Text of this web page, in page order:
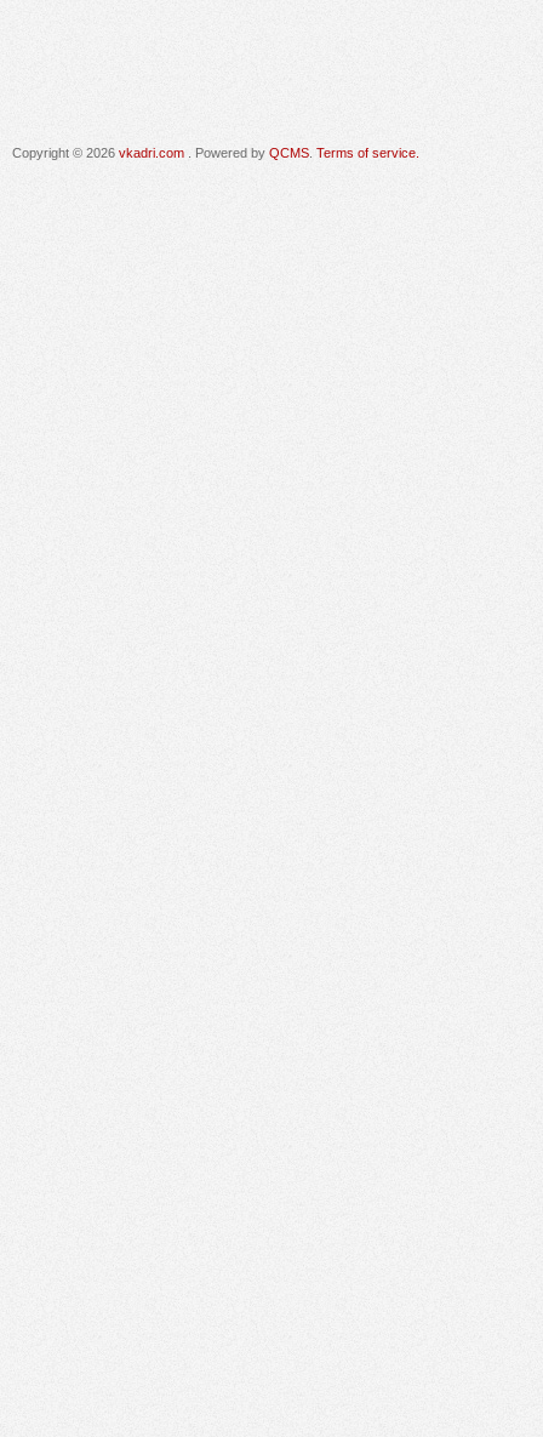
Copyright © 2026 vkadri.com . Powered by QCMS Terms of service.